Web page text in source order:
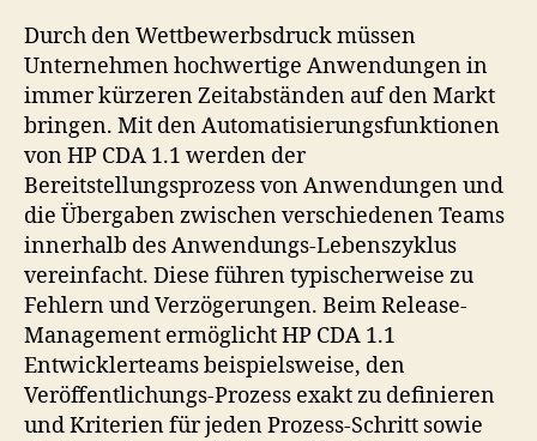
Durch den Wettbewerbsdruck müssen
Unternehmen hochwertige Anwendungen in
immer kürzeren Zeitabständen auf den Markt
bringen. Mit den Automatisierungsfunktionen
von HP CDA 1.1 werden der
Bereitstellungsprozess von Anwendungen und
die Übergaben zwischen verschiedenen Teams
innerhalb des Anwendungs-Lebenszyklus
vereinfacht. Diese führen typischerweise zu
Fehlern und Verzögerungen. Beim Release-
Management ermöglicht HP CDA 1.1
Entwicklerteams beispielsweise, den
Veröffentlichungs-Prozess exakt zu definieren
und Kriterien für jeden Prozess-Schritt sowie